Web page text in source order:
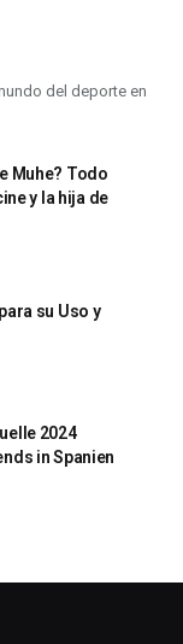
del deporte en
Muhe? Todo
y la hija de
su Uso y
2024
in Spanien